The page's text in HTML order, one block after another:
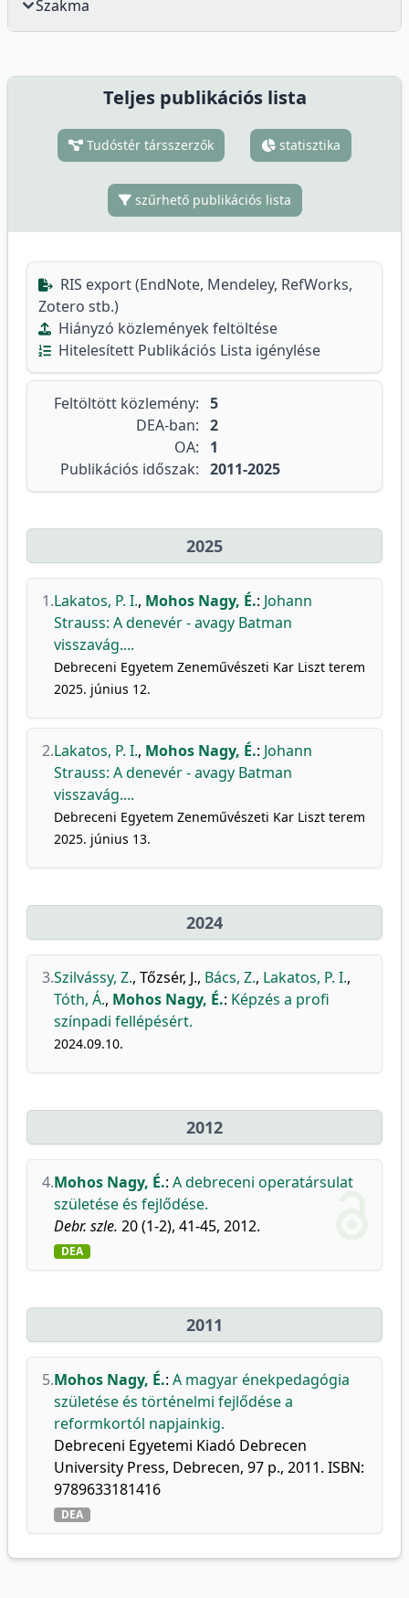
Szakma
Teljes publikációs lista
Tudóstér társszerzők statisztika
szűrhető publikációs lista
RIS export (EndNote, Mendeley, RefWorks,
Zotero stb.)
Hiányzó közlemények feltöltése
Hitelesített Publikációs Lista igénylése
Feltöltött közlemény: 5
DEA-ban: 2
OA:
1
Publikációs időszak: 2011-2025
2025
1.Lakatos, P. I., Mohos Nagy, É.: Johann
Strauss: A denevér - avagy Batman
visszavág....
Debreceni Egyetem Zeneművészeti Kar Liszt terem
2025. június 12.
2.Lakatos, P. I., Mohos Nagy, É.: Johann
Strauss: A denevér - avagy Batman
visszavág....
Debreceni Egyetem Zeneművészeti Kar Liszt terem
2025. június 13.
2024
3.Szilvássy, Z., Tőzsér, J., Bács, Z., Lakatos, P. I.,
Tóth, Á., Mohos Nagy, É.: Képzés a profi
színpadi fellépésért.
2024.09.10.
2012
4.Mohos Nagy, É.: A debreceni operatársulat
születése és fejlődése.
Debr. szle. 20 (1-2), 41-45, 2012.
DEA
2011
5.Mohos Nagy, É.: A magyar énekpedagógia
születése és történelmi fejlődése a
reformkortól napjainkig.
Debreceni Egyetemi Kiadó Debrecen
University Press, Debrecen, 97 p., 2011. ISBN:
9789633181416
DEA